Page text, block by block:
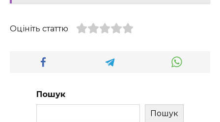
Оцініть статтю
Пошук
Пошук